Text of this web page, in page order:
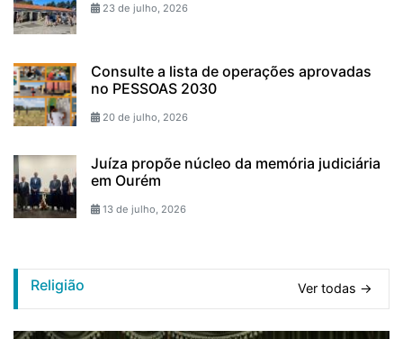
23 de julho, 2026
Consulte a lista de operações aprovadas
no PESSOAS 2030
20 de julho, 2026
Juíza propõe núcleo da memória judiciária
em Ourém
13 de julho, 2026
Religião Ver todas →